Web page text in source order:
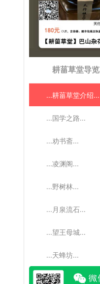
耕菑草堂导览
...耕菑草堂介绍...
...国学之路...
...劝书斋...
...凌渊阁...
...野树林...
...月泉流石...
...望王母城...
...天蜂坊...